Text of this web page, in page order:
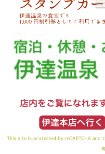
This site is protected by reCAPTCHA and